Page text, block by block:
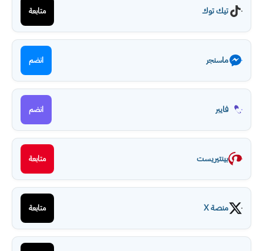
تيك توك متابعة
ماسنجر انضم
فايبر انضم
بينتيريست متابعة
منصة X متابعة